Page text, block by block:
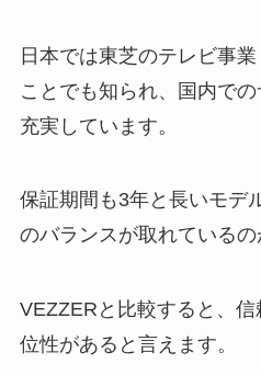
日本では東芝のテレビ事
ことでも知られ、国内で
充実しています。
保証期間も3年と長いモデ
のバランスが取れているの
VEZZERと比較すると、
位性があると言えます。